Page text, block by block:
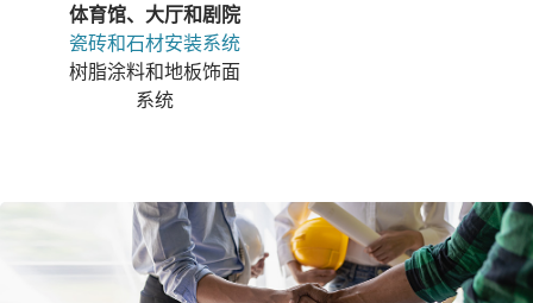
体育馆、大厅和剧院
瓷砖和石材安装系统
树脂涂料和地板饰面
系统